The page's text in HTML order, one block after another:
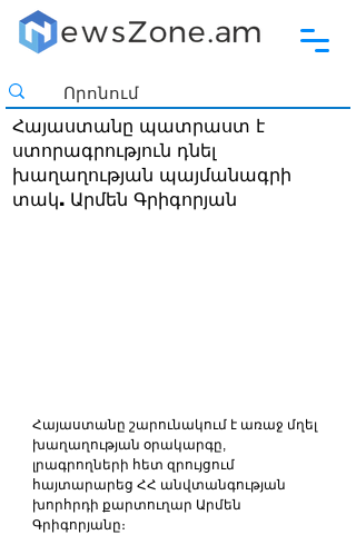
Հայաստանը պատրաստ է
ստորագրություն դնել
խաղաղության պայմանագրի
տակ. Արմեն Գրիգորյան
Հայաստանը շարունակում է առաջ մղել
խաղաղության օրակարգը,
լրագրողների հետ զրույցում
հայտարարեց ՀՀ անվտանգության
խորհրդի քարտուղար Արմեն
Գրիգորյանը։